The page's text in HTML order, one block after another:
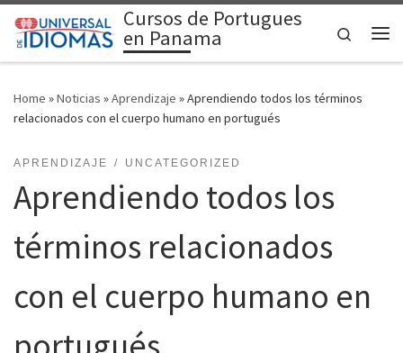
Skip to content Cursos de Portugues
en Panama
Search
Home »Noticias »Aprendizaje »Aprendiendo todos los términos
relacionados con el cuerpo humano en portugués
APRENDIZAJE UNCATEGORIZED
Aprendiendo todos los
términos relacionados
con el cuerpo humano en